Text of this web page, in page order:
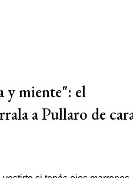
y miente": el
a Pullaro de